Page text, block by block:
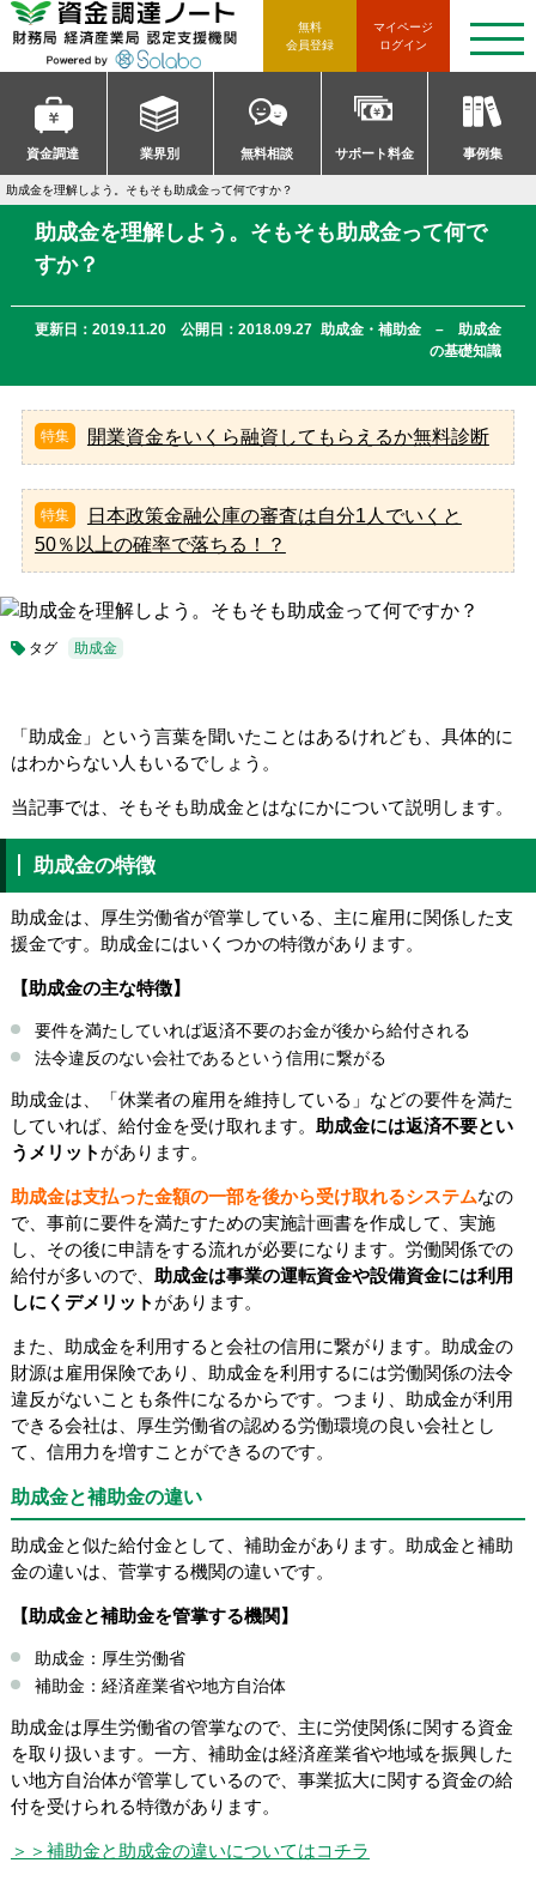
マイページ
ログイン
無料
会員登録
資金調達 業界別 無料相談 サポート料金 事例集
t
o
g
l
e
n
a
i
n
助成金を理解しよう。そもそも助成金って何ですか？
助成金を理解しよう。そもそも助成金って何で
すか？
更新日：2019.11.20 公開日：2018.09.27 助成金・補助金 – 助成金
の基礎知識
開業資金をいくら融資してもらえるか無料診断
日本政策金融公庫の審査は自分1人でいくと
50％以上の確率で落ちる！？
タグ 助成金
「助成金」という言葉を聞いたことはあるけれども、具体的に
はわからない人もいるでしょう。
当記事では、そもそも助成金とはなにかについて説明します。
助成金の特徴
助成金は、厚生労働省が管掌している、主に雇用に関係した支
援金です。助成金にはいくつかの特徴があります。
【助成金の主な特徴】
要件を満たしていれば返済不要のお金が後から給付される
法令違反のない会社であるという信用に繋がる
助成金は、「休業者の雇用を維持している」などの要件を満た
していれば、給付金を受け取れます。 助成金には返済不要とい
うメリット があります。
助成金は支払った金額の一部を後から受け取れるシステムなの
で、事前に要件を満たすための実施計画書を作成して、実施
し、その後に申請をする流れが必要になります。労働関係での
給付が多いので、 助成金は事業の運転資金や設備資金には利用
しにくデメリット があります。
また、助成金を利用すると会社の信用に繋がります。助成金の
財源は雇用保険であり、助成金を利用するには労働関係の法令
違反がないことも条件になるからです。つまり、助成金が利用
できる会社は、厚生労働省の認める労働環境の良い会社とし
て、信用力を増すことができるのです。
助成金と補助金の違い
助成金と似た給付金として、補助金があります。助成金と補助
金の違いは、菅掌する機関の違いです。
【助成金と補助金を管掌する機関】
助成金：厚生労働省
補助金：経済産業省や地方自治体
助成金は厚生労働省の管掌なので、主に労使関係に関する資金
を取り扱います。一方、補助金は経済産業省や地域を振興した
い地方自治体が管掌しているので、事業拡大に関する資金の給
付を受けられる特徴があります。
＞＞補助金と助成金の違いについてはコチラ